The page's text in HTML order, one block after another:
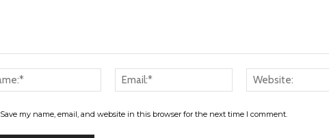
Name:*
Email:*
Save my name, email, and website in this browser for the next time I comment.